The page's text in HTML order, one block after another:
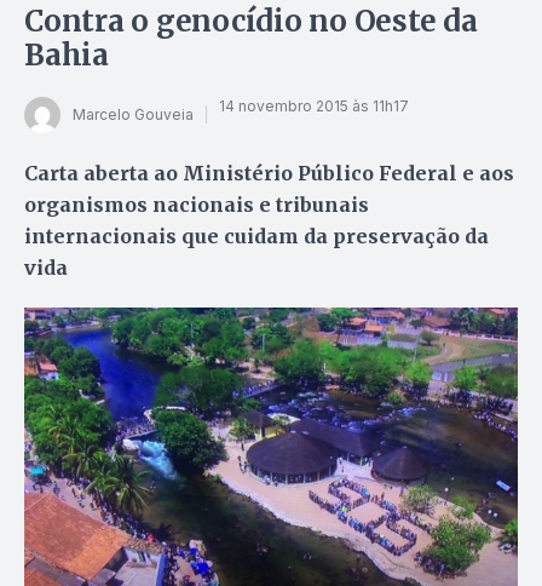
Contra o genocídio no Oeste da
Bahia
Marcelo Gouveia 14 novembro 2015 às 11h17
Carta aberta ao Ministério Público Federal e aos
organismos nacionais e tribunais
internacionais que cuidam da preservação da
vida